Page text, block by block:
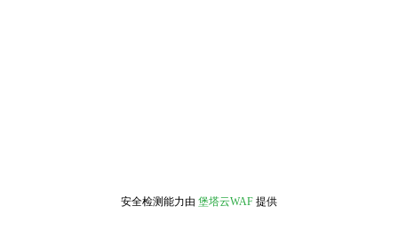
安全检测能力由 堡塔云WAF 提供